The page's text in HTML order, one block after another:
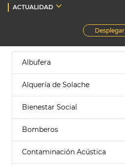
ACTUALIDAD
Desplegar
Albufera
Alquería de Solache
Bienestar Social
Bomberos
Contaminación Acústica